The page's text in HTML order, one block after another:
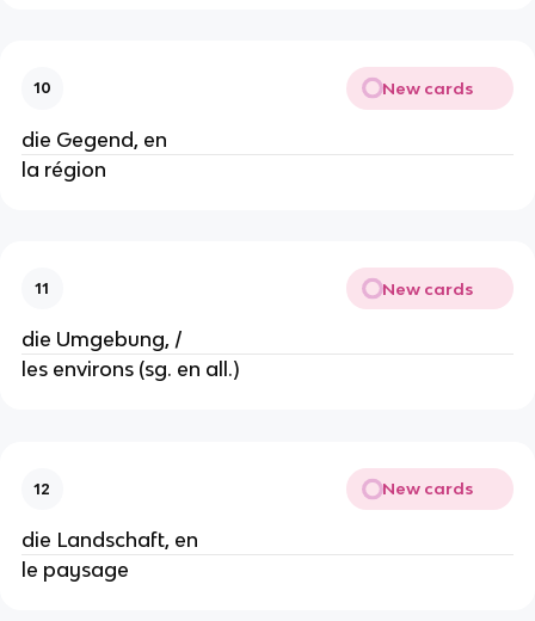
10 New cards
die Gegend, en
la région
11 New cards
die Umgebung, /
les environs (sg. en all.)
12 New cards
die Landschaft, en
le paysage